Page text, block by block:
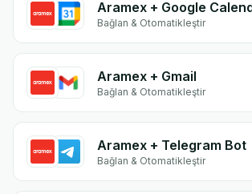
Aramex + Google
Bağlan & Otomatikleştir
Aramex + Gmail
Bağlan & Otomatikleştir
Aramex + Telegram Bot
Bağlan & Otomatikleştir